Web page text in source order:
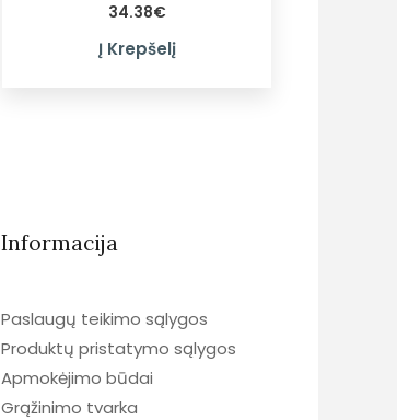
34.38€
Į Krepšelį
Informacija
Paslaugų teikimo sąlygos
Produktų pristatymo sąlygos
Apmokėjimo būdai
Grąžinimo tvarka